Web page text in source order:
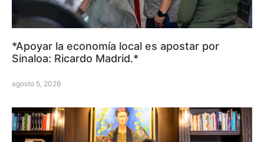
*Apoyar la economía local es apostar por
Sinaloa: Ricardo Madrid.*
agosto 5, 2026